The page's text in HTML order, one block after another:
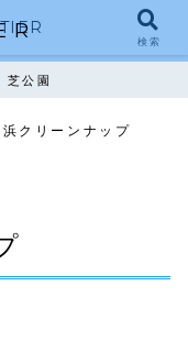
芝公園
浜クリーンナップ
検索